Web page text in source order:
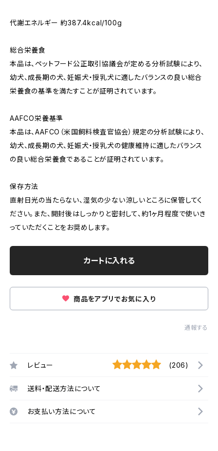
代謝エネルギー 約387.4kcal/100g
総合栄養食
本品は、ペットフード公正取引協議会が定める分析試験により、
幼犬、成長期の犬、妊娠犬・授乳犬に適したバランスの良い総合
栄養食の基準を満たすことが証明されています。
AAFCO栄養基準
本品は、AAFCO（米国飼料検査官協会）規定の分析試験により、
幼犬、成長期の犬、妊娠犬・授乳犬の健康維持に適したバランス
の良い総合栄養食であることが証明されています。
保存方法
直射日光の当たらない、湿気の少ない涼しいところに保管してく
ださい。また、開封後はしっかりと密封して、約1ヶ月程度で使いき
っていただくことをお奨めします。
カートに入れる
商品をアプリでお気に入り
通報する
レビュー (206)
送料・配送方法について
お支払い方法について